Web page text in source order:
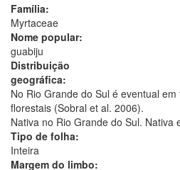
Família:
Myrtaceae
Nome popular:
guabiju
Distribuição
geográfica:
No Rio Grande do Sul é eventual
florestais (Sobral et al. 2006).
Nativa no Rio Grande do Sul. Nativa
Tipo de folha:
Inteira
Margem do limbo: